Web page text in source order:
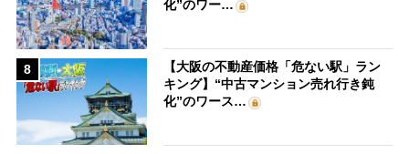
化”のワー…
8
【大阪の不動産価格「危ない駅」ラン
キング】“中古マンション売れ行き鈍
化”のワース…